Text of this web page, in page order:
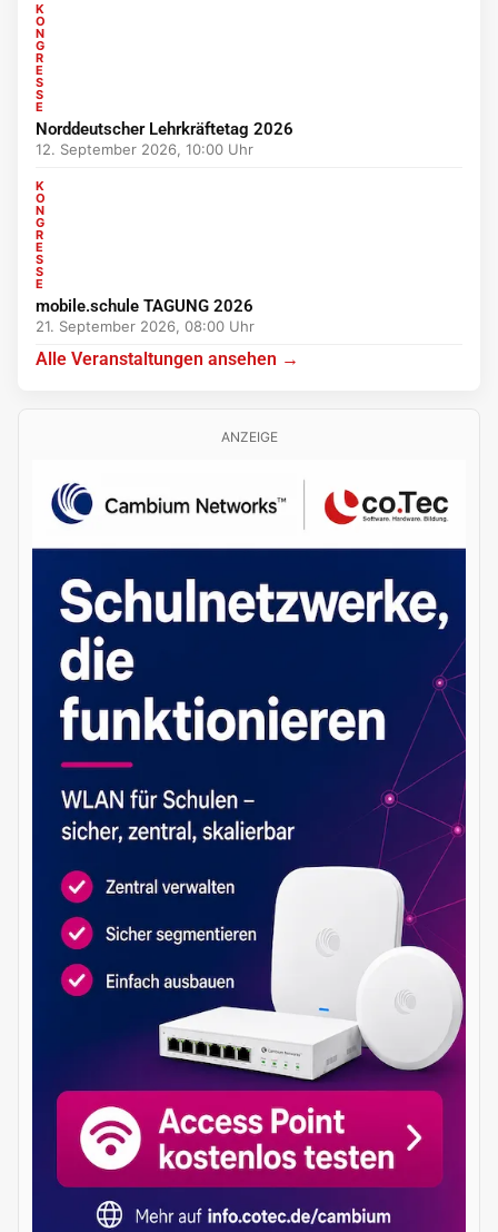
K
O
N
G
R
E
S
S
E
Norddeutscher Lehrkräftetag 2026
12. September 2026, 10:00 Uhr
K
O
N
G
R
E
S
S
E
mobile.schule TAGUNG 2026
21. September 2026, 08:00 Uhr
Alle Veranstaltungen ansehen →
ANZEIGE